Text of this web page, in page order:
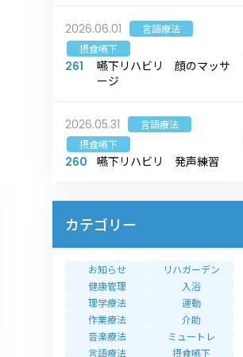
2026.06.01
言語療法
摂食嚥下
261
嚥下リハビリ 顔のマッサ
ージ
2026.05.31
言語療法
摂食嚥下
260 嚥下リハビリ 発声練習
カテゴリー
お知らせ
リハガーデン
健康管理
入浴
理学療法
運動
作業療法
介助
音楽療法
ミュートレ
言語療法
摂食嚥下